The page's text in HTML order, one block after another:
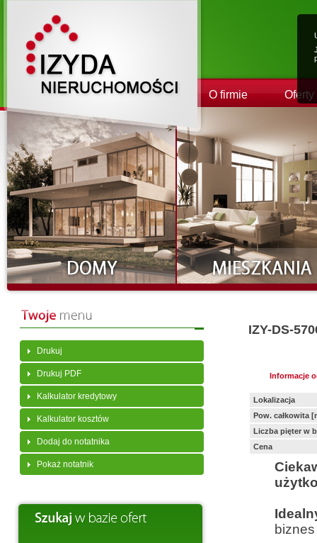
O firmie Oferty
Drukuj
Drukuj PDF
Kalkulator kredytowy
Kalkulator kosztów
Dodaj do notatnika
Pokaż notatnik
IZY-DS-
Informacje
Lokalizacja
Pow. całkowita
Liczba pięter w
Cena